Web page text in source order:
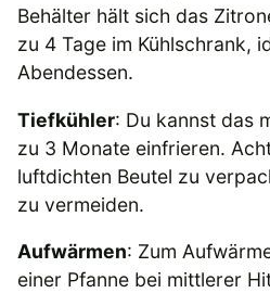
Behälter hält sich das
zu 4 Tage im Kühlschrank,
Abendessen.
Tiefkühler: Du kannst das
zu 3 Monate einfrieren.
luftdichten Beutel zu
zu vermeiden.
Aufwärmen: Zum
einer Pfanne bei mittlerer